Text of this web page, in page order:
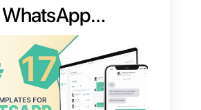
para a
WhatsApp